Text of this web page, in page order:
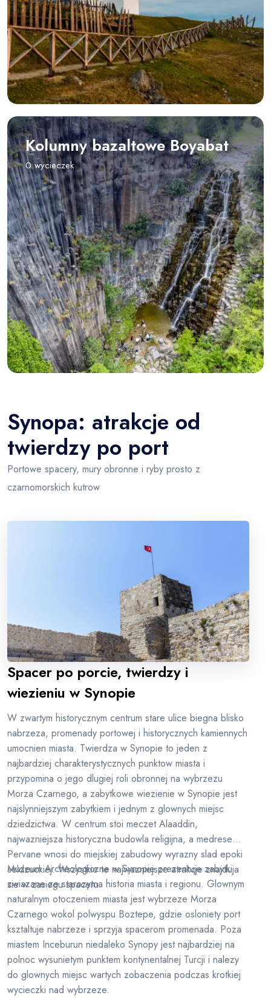
Kolumny bazaltowe Boyabat
0 wycieczek
Synopa: atrakcje od
twierdzy po port
Portowe spacery, mury obronne i ryby prosto z
czarnomorskich kutrow
Spacer po porcie, twierdzy i
wiezieniu w Synopie
W zwartym historycznym centrum stare ulice biegna blisko
nabrzeza, promenady portowej i historycznych kamiennych
umocnien miasta. Twierdza w Synopie to jeden z
najbardziej charakterystycznych punktow miasta i
przypomina o jego dlugiej roli obronnej na wybrzezu
Morza Czarnego, a zabytkowe wiezienie w Synopie jest
najslynniejszym zabytkiem i jednym z glownych miejsc
dziedzictwa. W centrum stoi meczet Alaaddin,
najwazniejsza historyczna budowla religijna, a medrese
Pervane wnosi do miejskiej zabudowy wyrazny slad epoki
seldzuckiej. Wszystkie te najwazniejsze atrakcje znajduja
sie w zasiegu spaceru.
Muzeum Archeologiczne w Synopie prezentuje zabytki
zwiazane ze starozytna historia miasta i regionu. Glownym
naturalnym otoczeniem miasta jest wybrzeze Morza
Czarnego wokol polwyspu Boztepe, gdzie osloniety port
ksztaltuje nabrzeze i sprzyja spacerom promenada. Poza
miastem Inceburun niedaleko Synopy jest najbardziej na
polnoc wysunietym punktem kontynentalnej Turcji i nalezy
do glownych miejsc wartych zobaczenia podczas krotkiej
wycieczki nad wybrzeze.